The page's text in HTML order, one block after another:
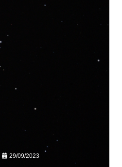
29/09/2023